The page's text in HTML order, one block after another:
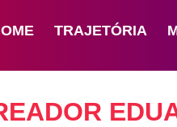
TRAJETÓRIA